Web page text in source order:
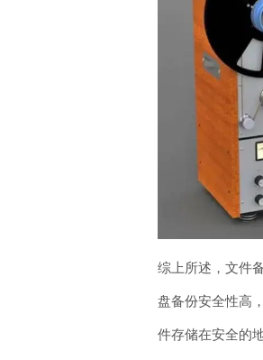
综上所述，文件
盘备份安全性高
件存储在安全的